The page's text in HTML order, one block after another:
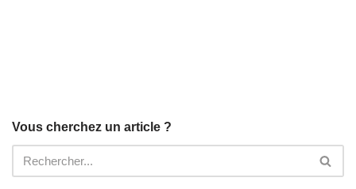
Vous cherchez un article ?